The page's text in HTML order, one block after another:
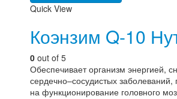
Quick View
Коэнзим Q-10
0 out of 5
Обеспечивает организм энергией,
сердечно–сосудистых
на функционирование головного